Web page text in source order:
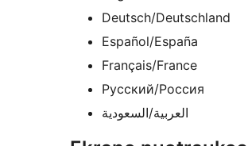
Deutsch/Deutschland
Español/España
Français/France
Русский/Россия
العربية/السعودية